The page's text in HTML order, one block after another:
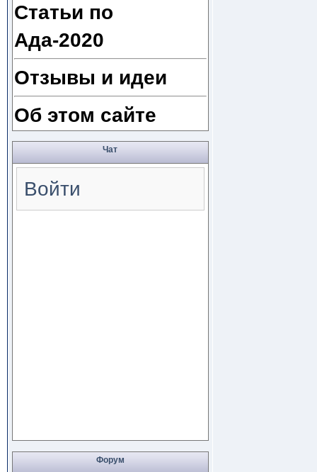
Статьи по
Ада-2020
Отзывы и идеи
Об этом сайте
Чат
Войти
Форум